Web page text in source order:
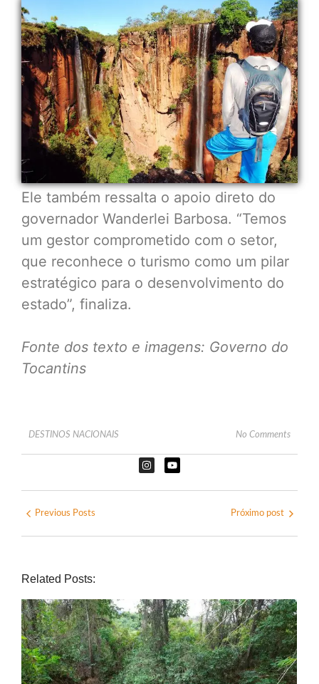
Ele também ressalta o apoio direto do
governador Wanderlei Barbosa. “Temos
um gestor comprometido com o setor,
que reconhece o turismo como um pilar
estratégico para o desenvolvimento do
estado”, finaliza.
Fonte dos texto e imagens: Governo do
Tocantins
DESTINOS NACIONAIS No Comments
Previous Posts Próximo post
Related Posts: